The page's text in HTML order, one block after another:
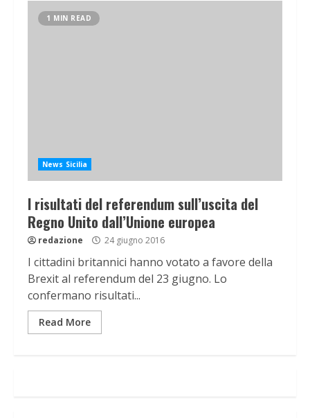
1 MIN READ
News Sicilia
I risultati del referendum sull’uscita del
Regno Unito dall’Unione europea
redazione 24 giugno 2016
I cittadini britannici hanno votato a favore della
Brexit al referendum del 23 giugno. Lo
confermano risultati...
Read More